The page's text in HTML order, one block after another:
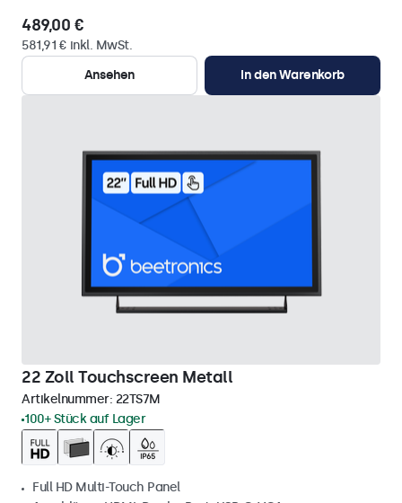
489,00 €
581,91 € inkl. MwSt.
Ansehen
In den Warenkorb
22 Zoll Touchscreen Metall
Artikelnummer: 22TS7M
100+ Stück auf Lager
Full HD Multi-Touch Panel